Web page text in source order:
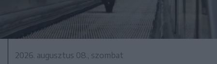
2026. augusztus 08., szombat